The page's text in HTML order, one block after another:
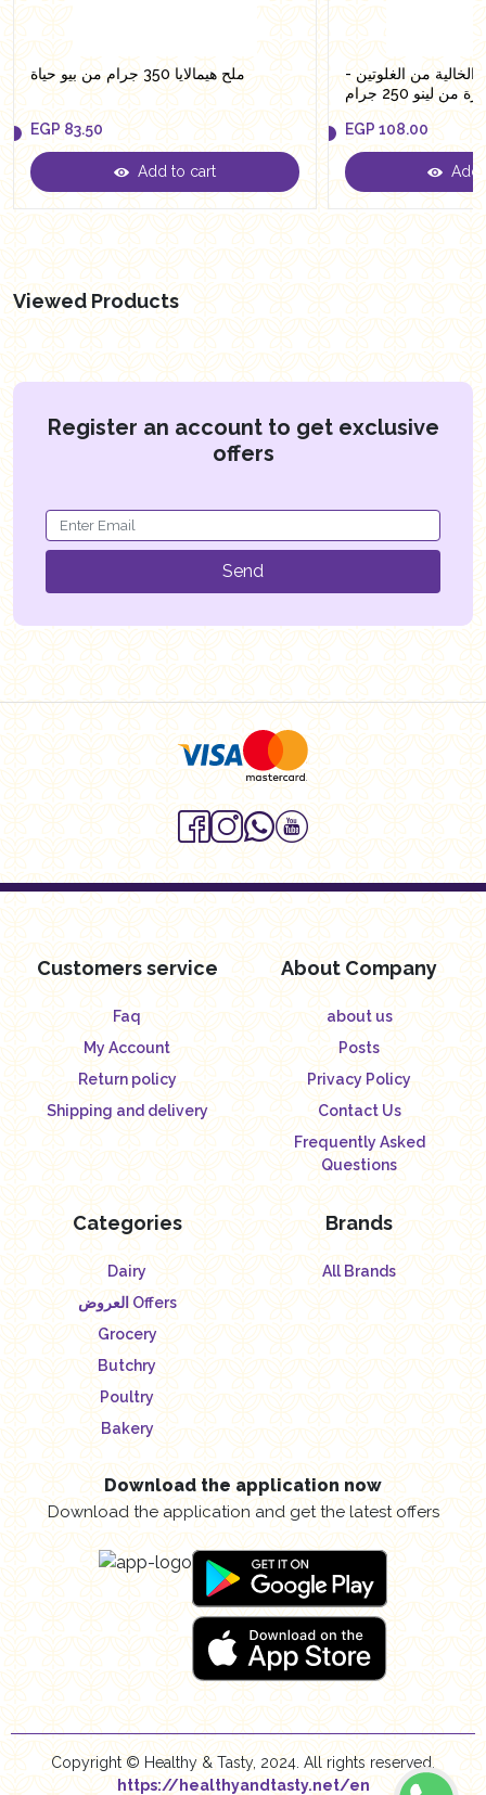
ملح هيمالايا 350 جرام من بيو حياة
EGP
EGP 83.50
Add to cart
من الغلوتين -
لينو 250 جرام
EGP
EGP 108.00
Add
Viewed Products
Register an account to get exclusive
offers
Send
Customers service
Faq
My Account
Return policy
Shipping and delivery
About Company
about us
Posts
Privacy Policy
Contact Us
Frequently Asked
Questions
Categories
Dairy
العروض Offers
Grocery
Butchry
Poultry
Bakery
Brands
All Brands
Download the application now
Download the application and get the latest offers
Copyright © Healthy & Tasty, 2024. All rights reserved.
https://healthyandtasty.net/en